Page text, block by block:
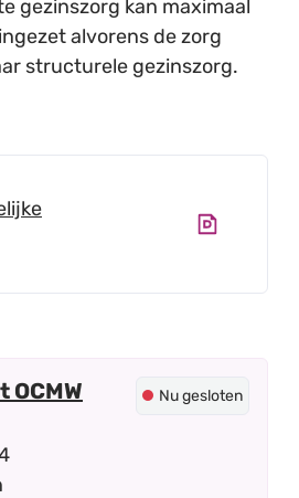
gezinszorg kan maximaal
alvorens de zorg
structurele gezinszorg.
Nu gesloten